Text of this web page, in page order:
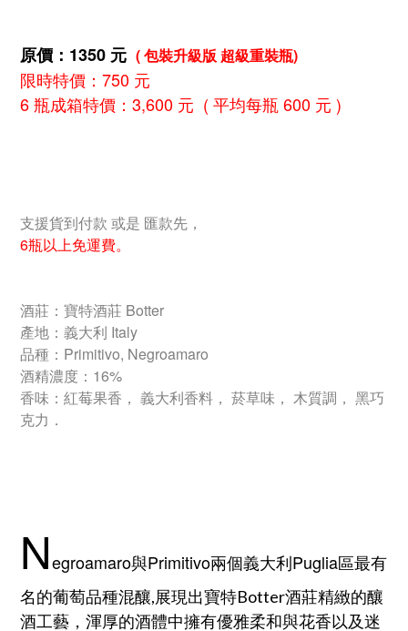
原價：1350 元 ( 包裝升級版 超級重裝瓶)
限時特價：750 元
6 瓶成箱特價：3,600 元 ( 平均每瓶 600 元 )
支援貨到付款 或是 匯款先，
6瓶以上免運費。
酒莊：寶特酒莊 Botter
產地：義大利 Italy
品種：Primitivo, Negroamaro
酒精濃度：16%
香味：紅莓果香， 義大利香料， 菸草味， 木質調， 黑巧
克力．
Negroamaro與Primitivo兩個義大利Puglia區最有
名的葡萄品種混釀,展現出寶特Botter酒莊精緻的釀
酒工藝，渾厚的酒體中擁有優雅柔和與花香以及迷